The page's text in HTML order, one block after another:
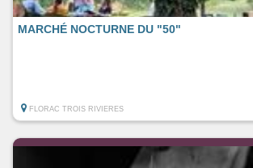
MARCHÉ NOCTURNE DU "50"
FLORAC TROIS RIVIERES